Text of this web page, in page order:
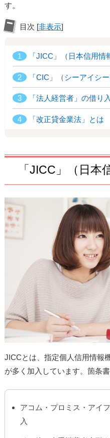
す。
目次 [非表示]
1 「JICC」（日本信用情
2 「CIC」（シーアイシ
3 「法人経営者」の借り
4 「改正貸金業法」とは
「JICC」（日本
JICCとは、指定個人信用情報
が多く加入しています。箇条
アコム・プロミス・アイ
入